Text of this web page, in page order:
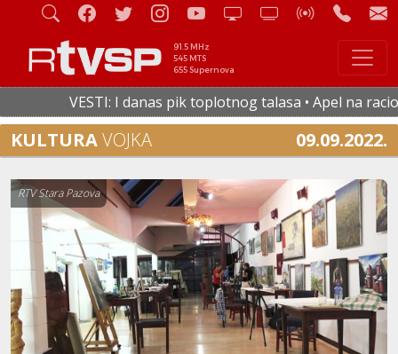
91.5 MHz
545 MTS
655 Supernova
VESTI: I danas pik toplotnog talasa • Apel na
KULTURAVOJKA 09.09.2022.
RTV Stara Pazova